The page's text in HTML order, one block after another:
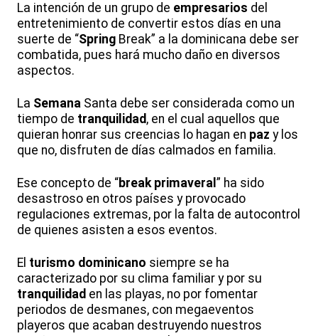
La intención de un grupo de empresarios del
entretenimiento de convertir estos días en una
suerte de “Spring Break” a la dominicana debe ser
combatida, pues hará mucho daño en diversos
aspectos.
La Semana Santa debe ser considerada como un
tiempo de tranquilidad, en el cual aquellos que
quieran honrar sus creencias lo hagan en paz y los
que no, disfruten de días calmados en familia.
Ese concepto de “break primaveral ” ha sido
desastroso en otros países y provocado
regulaciones extremas, por la falta de autocontrol
de quienes asisten a esos eventos.
El turismo dominicano siempre se ha
caracterizado por su clima familiar y por su
tranquilidad en las playas, no por fomentar
periodos de desmanes, con megaeventos
playeros que acaban destruyendo nuestros